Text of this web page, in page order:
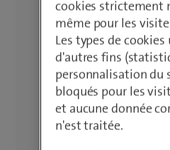
cookies strictement
même pour les
Les types de
d'autres fins
personnalisation du
bloqués pour les
et aucune donnée
n'est traitée.